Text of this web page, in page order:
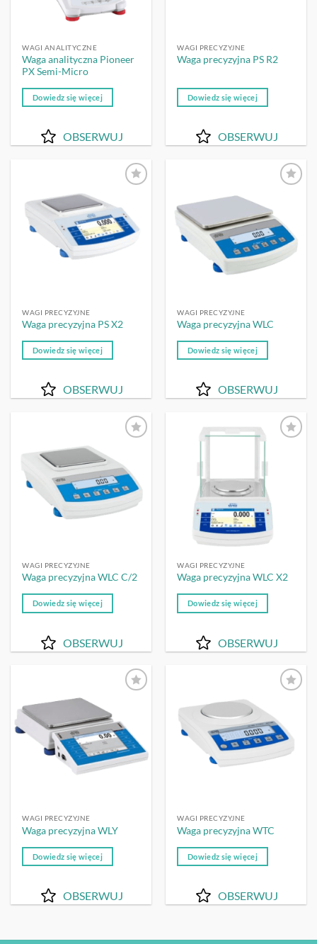
WAGI ANALITYCZNE
Waga analityczna Pioneer
PX Semi-Micro
Dowiedz się więcej
OBSERWUJ
WAGI PRECYZYJNE
Waga precyzyjna PS R2
Dowiedz się więcej
OBSERWUJ
WAGI PRECYZYJNE
Waga precyzyjna PS X2
Dowiedz się więcej
OBSERWUJ
WAGI PRECYZYJNE
Waga precyzyjna WLC
Dowiedz się więcej
OBSERWUJ
WAGI PRECYZYJNE
Waga precyzyjna WLC C/2
Dowiedz się więcej
OBSERWUJ
WAGI PRECYZYJNE
Waga precyzyjna WLC X2
Dowiedz się więcej
OBSERWUJ
WAGI PRECYZYJNE
Waga precyzyjna WLY
Dowiedz się więcej
OBSERWUJ
WAGI PRECYZYJNE
Waga precyzyjna WTC
Dowiedz się więcej
OBSERWUJ